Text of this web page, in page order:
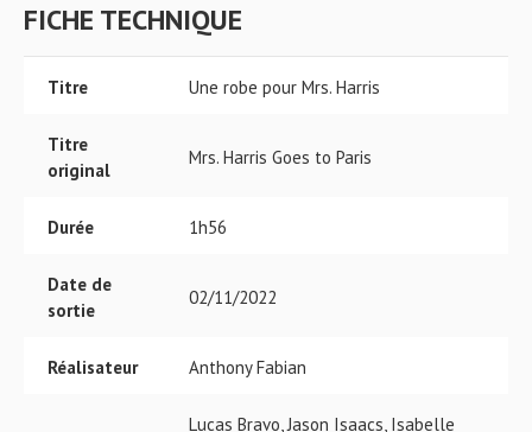
FICHE TECHNIQUE
Titre Une robe pour Mrs. Harris
Titre
original
Mrs. Harris Goes to Paris
Durée 1h56
Date de
sortie
02/11/2022
Réalisateur Anthony Fabian
Lucas Bravo, Jason Isaacs, Isabelle